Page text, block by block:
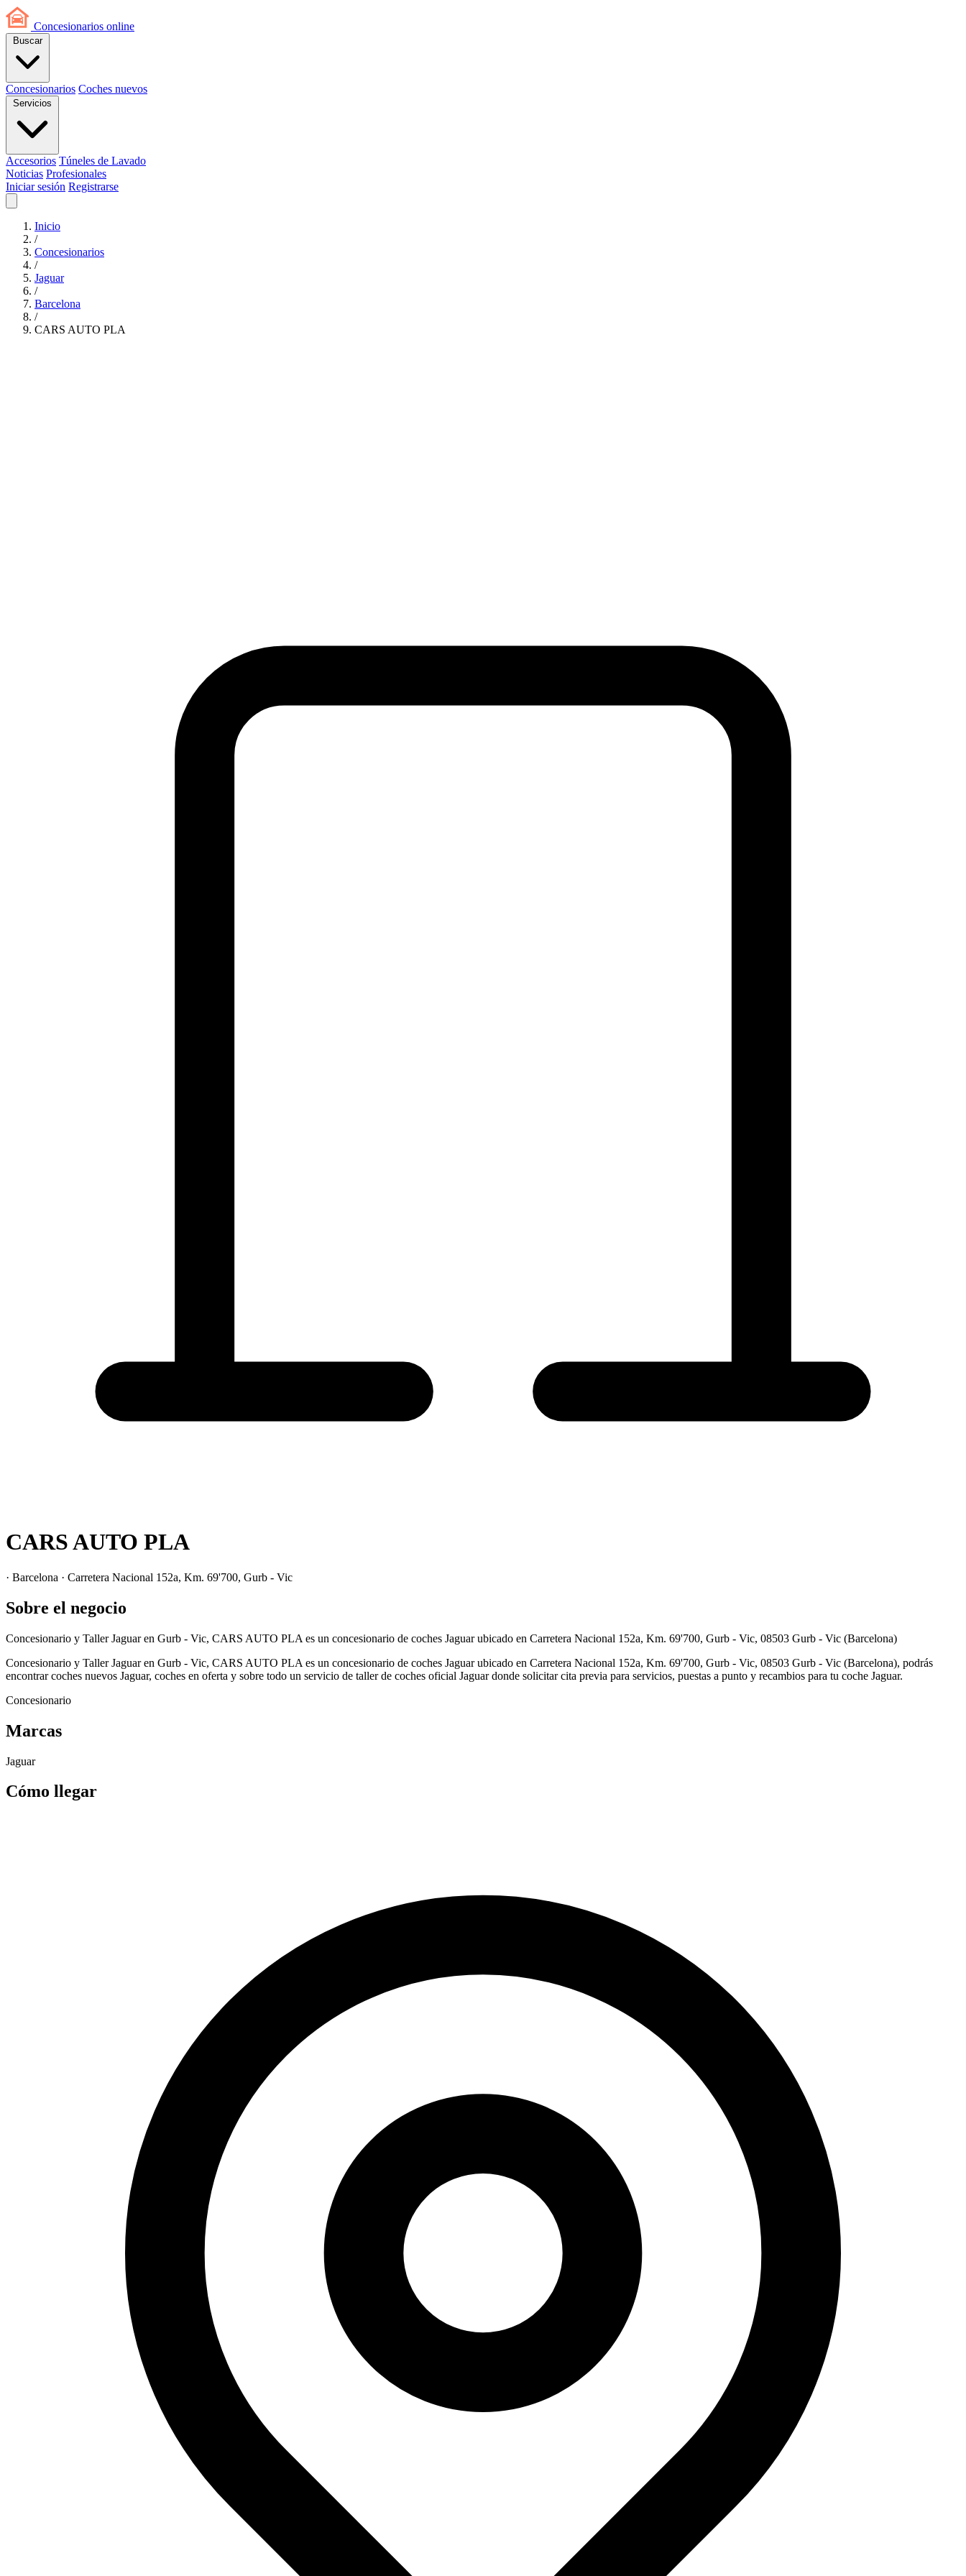
Concesionarios online
Buscar
Concesionarios Coches nuevos
Servicios
Accesorios Túneles de Lavado
Noticias Profesionales
Iniciar sesión Registrarse
Inicio
/
Concesionarios
/
Jaguar
/
Barcelona
/
CARS AUTO PLA
CARS AUTO PLA
· Barcelona · Carretera Nacional 152a, Km. 69'700, Gurb - Vic
Sobre el negocio
Concesionario y Taller Jaguar en Gurb - Vic, CARS AUTO PLA es un concesionario de coches Jaguar ubicado en Carretera Nacional 152a, Km. 69'700, Gurb - Vic, 08503 Gurb - Vic (Barcelona)
Concesionario y Taller Jaguar en Gurb - Vic, CARS AUTO PLA es un concesionario de coches Jaguar ubicado en Carretera Nacional 152a, Km. 69'700, Gurb - Vic, 08503 Gurb - Vic (Barcelona), podrás
encontrar coches nuevos Jaguar, coches en oferta y sobre todo un servicio de taller de coches oficial Jaguar donde solicitar cita previa para servicios, puestas a punto y recambios para tu coche Jaguar.
Concesionario
Marcas
Jaguar
Cómo llegar